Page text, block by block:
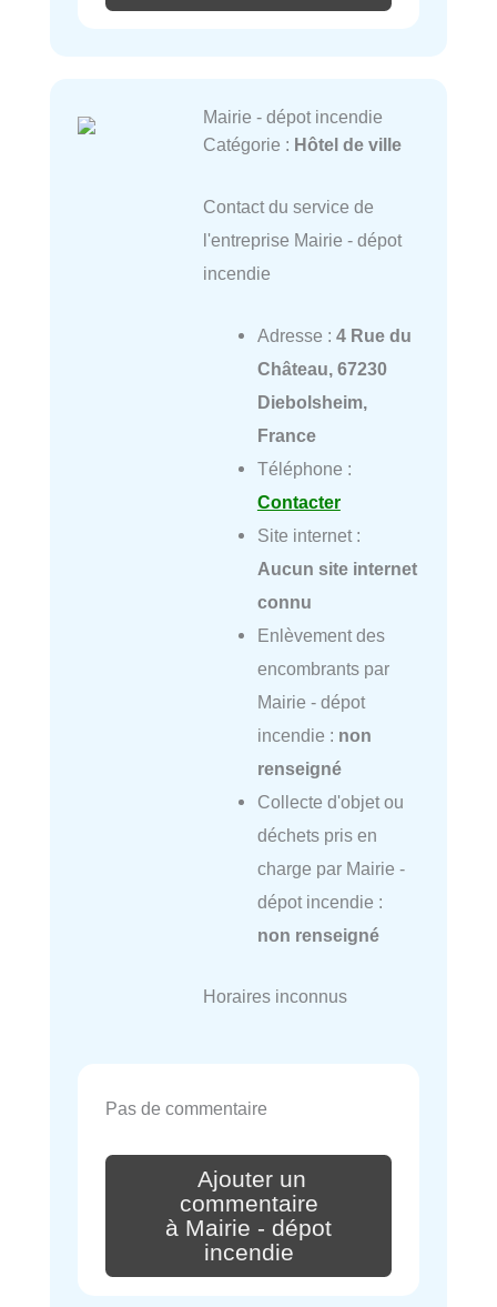
Mairie - dépot incendie
Catégorie : Hôtel de ville
Contact du service de
l'entreprise Mairie - dépot
incendie
Adresse : 4 Rue du
Château, 67230
Diebolsheim,
France
Téléphone :
Contacter
Site internet :
Aucun site internet
connu
Enlèvement des
encombrants par
Mairie - dépot
incendie : non
renseigné
Collecte d'objet ou
déchets pris en
charge par Mairie -
dépot incendie :
non renseigné
Horaires inconnus
Pas de commentaire
Ajouter un
commentaire
à Mairie - dépot
incendie